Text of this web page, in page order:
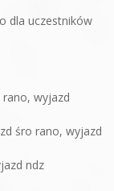
dla uczestników
rano, wyjazd
śro rano, wyjazd
ndz